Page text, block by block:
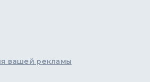
вашей рекламы